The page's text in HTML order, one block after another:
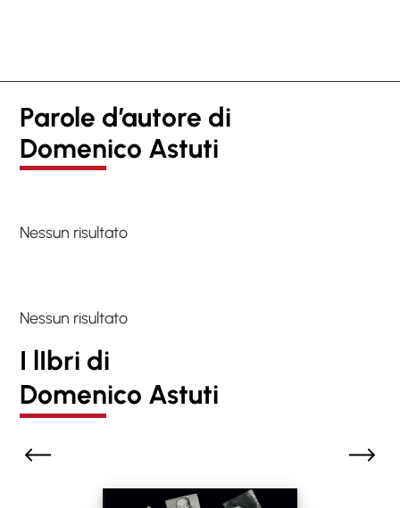
Parole d’autore di
Domenico Astuti
Nessun risultato
Nessun risultato
I lIbri di
Domenico Astuti